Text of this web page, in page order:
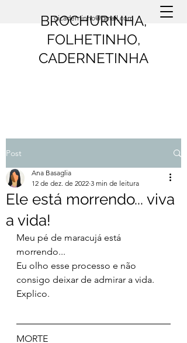
BROCHURINHA,
FOLHETINHO,
CADERNETINHA
oicaderninho@gmail.com
Post
Ele está morrendo... viva
a vida!
Ana Basaglia
12 de dez. de 2022 3 min de leitura
Meu pé de maracujá está
morrendo...
Eu olho esse processo e não
consigo deixar de admirar a vida.
Explico.
MORTE